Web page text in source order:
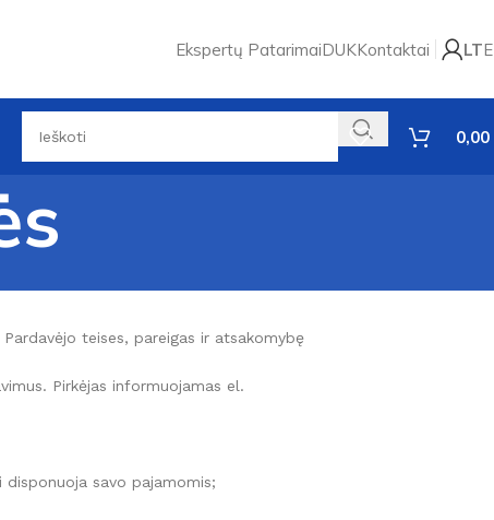
Ekspertų PatarimaiDUKKontaktai LT
0,00
teises, pareigas ir atsakomybę
Pirkėjas informuojamas el.
disponuoja savo pajamomis;